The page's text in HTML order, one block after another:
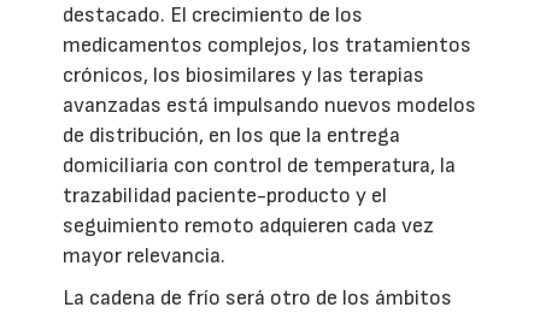
destacado. El crecimiento de los
medicamentos complejos, los tratamientos
crónicos, los biosimilares y las terapias
avanzadas está impulsando nuevos modelos
de distribución, en los que la entrega
domiciliaria con control de temperatura, la
trazabilidad paciente-producto y el
seguimiento remoto adquieren cada vez
mayor relevancia.
La cadena de frío será otro de los ámbitos